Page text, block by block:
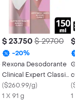
$ 23.750 $ 29.700
-20%
Rexona Desodorante
Clinical Expert Classic
en Aerosol
($260.99/g)
1 X 91 g
$
(
1 X